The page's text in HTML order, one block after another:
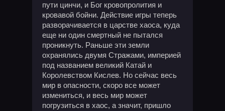
пути цинчи, и Бог кровопролития и
кровавой бойни. Действие игры теперь
разворачивается в царстве хаоса, куда
еще ни один смертный не пытался
проникнуть. Раньше эти земли
охранялись двумя Стражами, империей
под названием великий Катай и
Королевством Кислев. Но сейчас весь
мир в опасности, скоро все может
измениться, и весь мир может
погрузиться в хаос, а значит, пришло